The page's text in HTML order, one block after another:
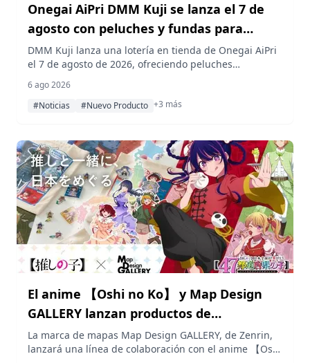
Onegai AiPri DMM Kuji se lanza el 7 de
agosto con peluches y fundas para
tarjetas exclusivos
DMM Kuji lanza una lotería en tienda de Onegai AiPri
el 7 de agosto de 2026, ofreciendo peluches
originales por 770 yenes por sorteo.
6 ago 2026
#Noticias
#Nuevo Producto +3 más
El anime 【Oshi no Ko】 y Map Design
GALLERY lanzan productos de
colaboración de las 47 prefecturas el 7
de agosto
La marca de mapas Map Design GALLERY, de Zenrin,
lanzará una línea de colaboración con el anime 【Oshi